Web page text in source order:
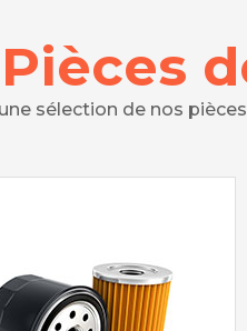
Pièces
sélection de nos